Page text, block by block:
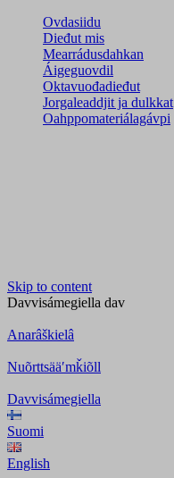
Ovdasiidu
Dieđut mis
Mearrádusdahkan
Áigeguovdil
Oktavuođadieđut
Jorgaleaddjit ja dulkkat
Oahppomateriálagávpi
Skip to content
Davvisámegiella dav
Anarâškielâ
Nuõrttsääʹmǩiõll
Davvisámegiella
Suomi
English